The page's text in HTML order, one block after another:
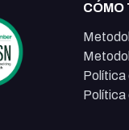
CÓMO
Política